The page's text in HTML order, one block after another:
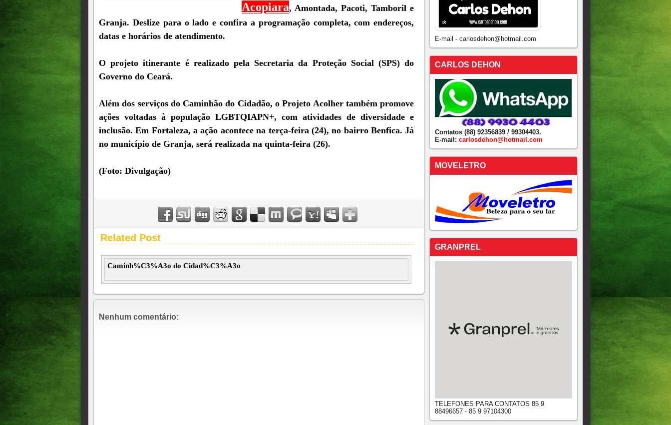
Acopiara, Amontada, Pacoti, Tamboril e
Granja. Deslize para o lado e confira a programação completa, com endereços,
datas e horários de atendimento.
O projeto itinerante é realizado pela Secretaria da Proteção Social (SPS) do
Governo do Ceará.
Além dos serviços do Caminhão do Cidadão, o Projeto Acolher também promove
ações voltadas à população LGBTQIAPN+, com atividades de diversidade e
inclusão. Em Fortaleza, a ação acontece na terça-feira (24), no bairro Benfica. Já
no município de Granja, será realizada na quinta-feira (26).
(Foto: Divulgação)
Related Post
Caminh%C3%A3o do Cidad%C3%A3o
Nenhum comentário:
E-mail - carlosdehon@hotmail.com
CARLOS DEHON
Contatos (88) 92356839 / 99304403.
E-mail: carlosdehon@hotmail.com
MOVELETRO
GRANPREL
TELEFONES PARA CONTATOS 85 9
88496657 - 85 9 97104300